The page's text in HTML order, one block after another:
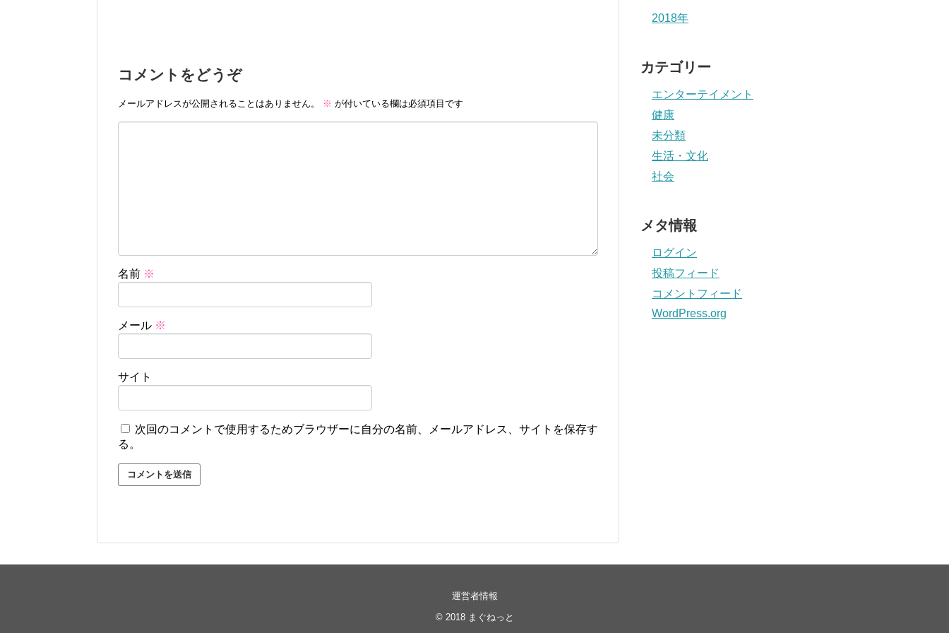
コメントをどうぞ
メールアドレスが公開されることはありません。 ※ が付いている欄は必須項目です
名前 ※
メール ※
サイト
次回のコメントで使用するためブラウザーに自分の名前、メールアドレス、サイトを保存す
る。
2018年
カテゴリー
エンターテイメント
健康
未分類
生活・文化
社会
メタ情報
ログイン
投稿フィード
コメントフィード
WordPress.org
運営者情報
© 2018 まぐねっと